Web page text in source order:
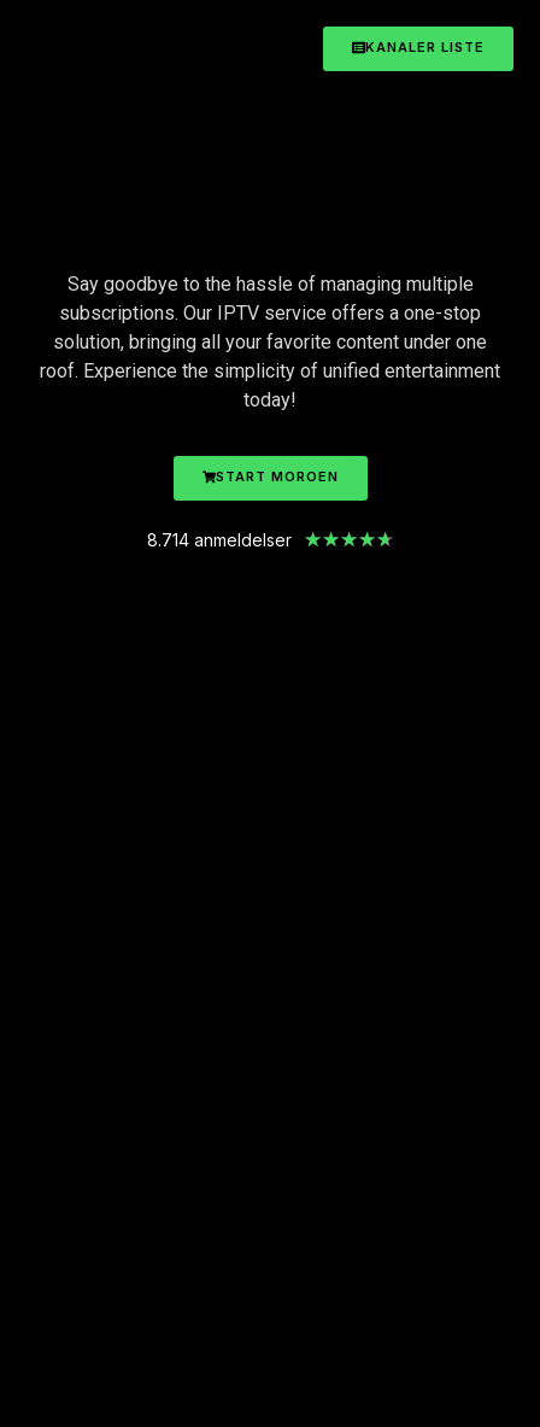
KANALER LISTE
Say goodbye to the hassle of managing multiple
subscriptions. Our IPTV service offers a one-stop
solution, bringing all your favorite content under one
roof. Experience the simplicity of unified entertainment
today!
START MOROEN
8.714 anmeldelser ★★★★★